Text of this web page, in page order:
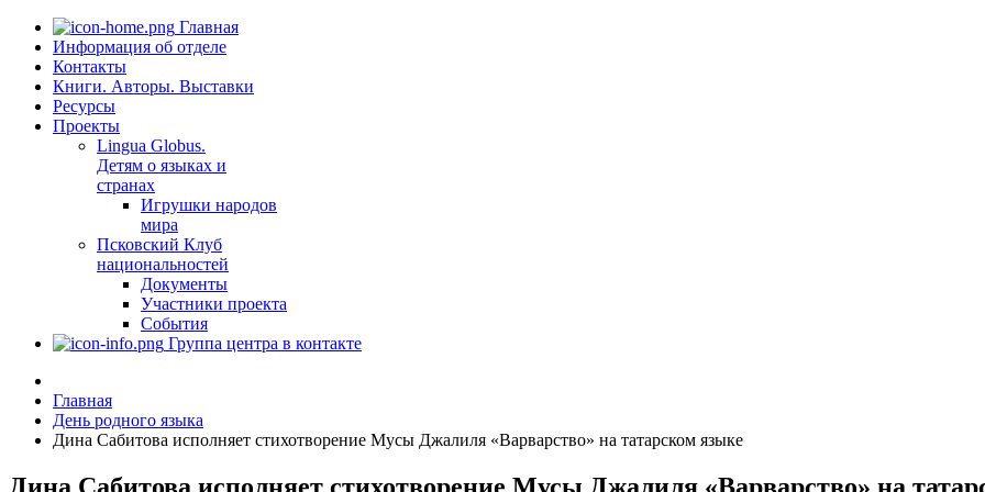
Главная
Информация об отделе
Контакты
Книги. Авторы. Выставки
Ресурсы
Проекты
Lingua Globus.
Детям о языках и
странах
Игрушки народов
мира
Псковский Клуб
национальностей
Документы
Участники проекта
События
Группа центра в контакте
Главная
День родного языка
Дина Сабитова исполняет стихотворение Мусы Джалиля «Варварство» на татарском языке